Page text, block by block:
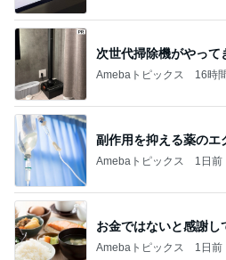
次世代掃除機がやって
Amebaトピックス 16時
副作用を抑える薬のエ
Amebaトピックス 1日前
お金ではないと感謝し
Amebaトピックス 1日前